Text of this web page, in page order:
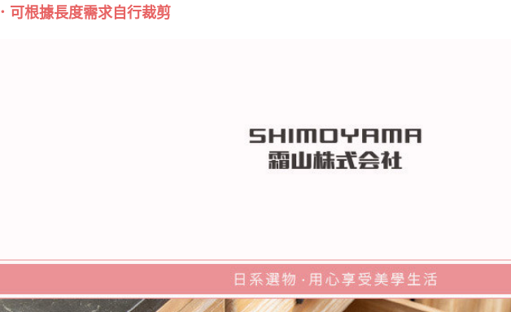
．可根據長度需求自行裁剪